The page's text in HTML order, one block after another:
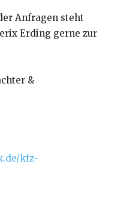
Anfragen steht
Erding gerne zur
&
kfz-